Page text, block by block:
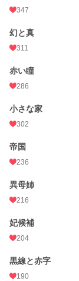
探さないでください。
小説
お気に入り
文字数
更新日時
初回公開日時
初回完結日時
週間ポイント
月間ポイント
347
幻と真
311
赤い瞳
286
小さな家
302
帝国
236
異母姉
216
妃候補
204
黒線と赤字
190